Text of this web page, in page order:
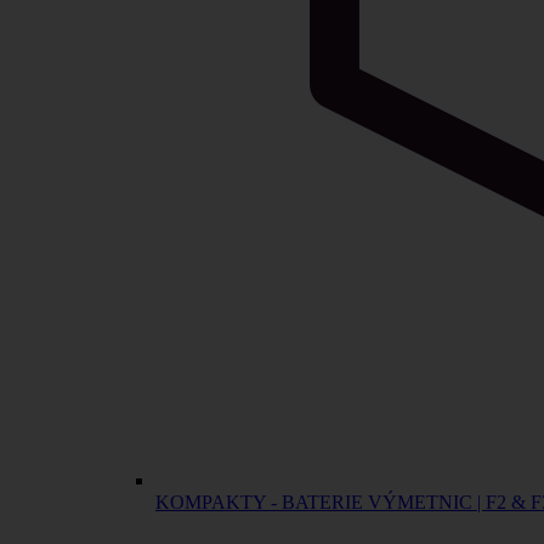
KOMPAKTY - BATERIE VÝMETNIC | F2 &